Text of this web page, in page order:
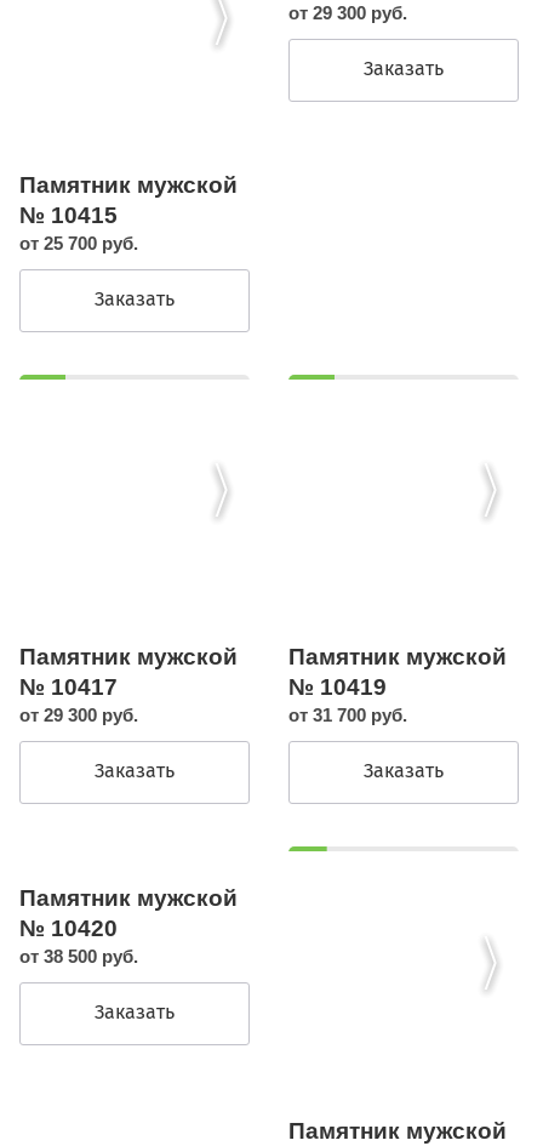
Памятник мужской
№ 10415
от 25 700 руб.
Заказать
от 29 300 руб.
Заказать
Памятник мужской
№ 10417
от 29 300 руб.
Заказать
Памятник мужской
№ 10419
от 31 700 руб.
Заказать
Памятник мужской
№ 10420
от 38 500 руб.
Заказать
Памятник мужской